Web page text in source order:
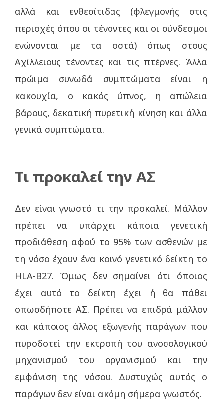
αλλά και ενθεσίτιδας (φλεγμονής στις
περιοχές όπου οι τένοντες και οι σύνδεσμοι
ενώνονται με τα οστά) όπως στους
Αχίλλειους τένοντες και τις πτέρνες. Άλλα
πρώιμα συνωδά συμπτώματα είναι η
κακουχία, ο κακός ύπνος, η απώλεια
βάρους, δεκατική πυρετική κίνηση και άλλα
γενικά συμπτώματα.
Τι προκαλεί την ΑΣ
Δεν είναι γνωστό τι την προκαλεί. Μάλλον
πρέπει να υπάρχει κάποια γενετική
προδιάθεση αφού το 95% των ασθενών με
τη νόσο έχουν ένα κοινό γενετικό δείκτη το
HLA-B27. Όμως δεν σημαίνει ότι όποιος
έχει αυτό το δείκτη έχει ή θα πάθει
οπωσδήποτε ΑΣ. Πρέπει να επιδρά μάλλον
και κάποιος άλλος εξωγενής παράγων που
πυροδοτεί την εκτροπή του ανοσολογικού
μηχανισμού του οργανισμού και την
εμφάνιση της νόσου. Δυστυχώς αυτός ο
παράγων δεν είναι ακόμη σήμερα γνωστός.